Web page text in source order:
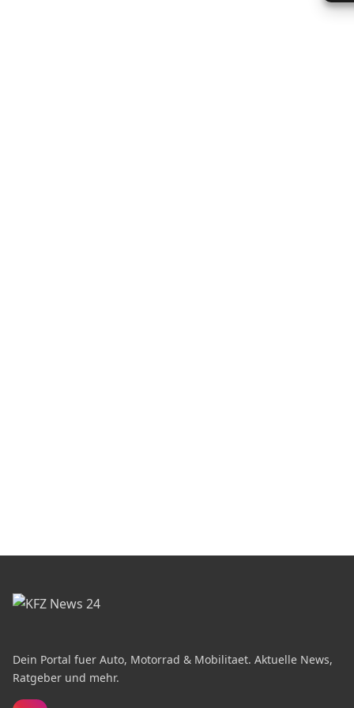
Dein Portal fuer Auto, Motorrad & Mobilitaet. Aktuelle News,
Ratgeber und mehr.